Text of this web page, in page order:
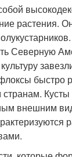
растения.
Северную
быстро
внешним